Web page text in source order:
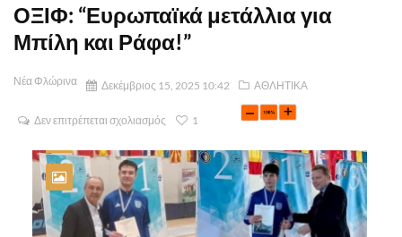
ΟΞΙΦ: “Ευρωπαϊκά μετάλλια για
Μπίλη και Ράφα!”
Νέα Φλώρινα Δεκέμβριος 15, 2025 10:42 ΑΘΛΗΤΙΚΑ
Δεν επιτρέπεται σχολιασμός 1